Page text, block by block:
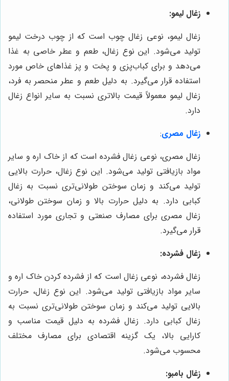
زغال لیمو:
زغال لیمو، نوعی زغال چوب است که از چوب درخت لیمو
تولید می‌شود. این نوع زغال، طعم و عطر خاصی به غذا
می‌دهد و برای کباب‌پزی و پخت و پز غذاهای خاص مورد
استفاده قرار می‌گیرد. به دلیل طعم و عطر منحصر به فرد،
زغال لیمو معمولاً قیمت بالاتری نسبت به سایر انواع زغال
دارد.
زغال مصری:
زغال مصری، نوعی زغال فشرده است که از خاک اره و سایر
مواد بازیافتی تولید می‌شود. این نوع زغال، حرارت بالایی
تولید می‌کند و زمان سوختن طولانی‌تری نسبت به زغال
کبابی دارد. به دلیل حرارت بالا و زمان سوختن طولانی،
زغال مصری برای مصارف صنعتی و تجاری مورد استفاده
قرار می‌گیرد.
زغال فشرده:
زغال فشرده، نوعی زغال است که از فشرده کردن خاک اره و
سایر مواد بازیافتی تولید می‌شود. این نوع زغال، حرارت
بالایی تولید می‌کند و زمان سوختن طولانی‌تری نسبت به
زغال کبابی دارد. زغال فشرده به دلیل قیمت مناسب و
کارایی بالا، یک گزینه اقتصادی برای مصارف مختلف
محسوب می‌شود.
زغال بامبو: